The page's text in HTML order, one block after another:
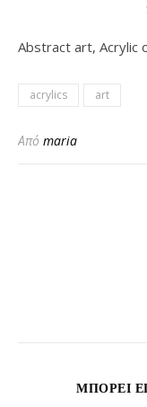
Abstract art, Acrylic
acrylics art
Από maria
ΜΠΟΡΕΊ